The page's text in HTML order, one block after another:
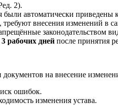
2).
были автоматически приведены
внесения изменений в
законодательством
рабочих дней после принятия
документов на внесение
ошибок.
изменения устава.